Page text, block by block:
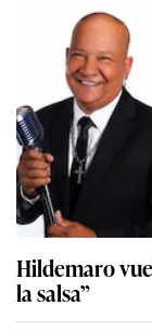
Hildemaro
la salsa”